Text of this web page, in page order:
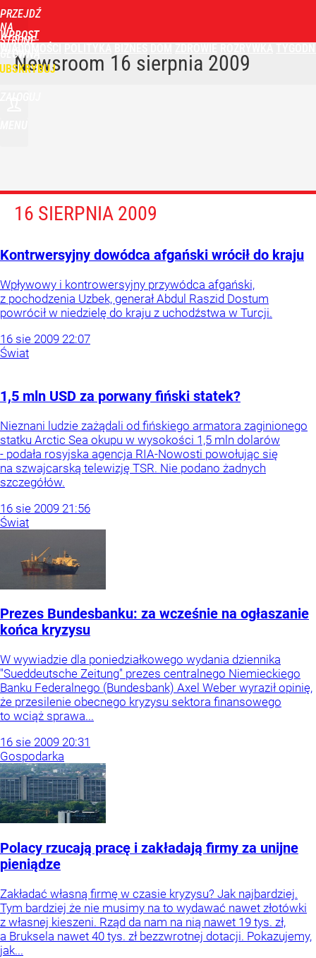
PRZEJDŹ
NA
STRONĘ
GŁÓWNĄ
WPROST
Newsroom 16 sierpnia 2009
16 SIERPNIA 2009
Kontrwersyjny dowódca afgański wrócił do kraju
Wpływowy i kontrowersyjny przywódca afgański,
z pochodzenia Uzbek, generał Abdul Raszid Dostum
powrócił w niedzielę do kraju z uchodźstwa w Turcji.
16 sie 2009 22:07
Świat
1,5 mln USD za porwany fiński statek?
Nieznani ludzie zażądali od fińskiego armatora zaginionego
statku Arctic Sea okupu w wysokości 1,5 mln dolarów
- podała rosyjska agencja RIA-Nowosti powołując się
na szwajcarską telewizję TSR. Nie podano żadnych
szczegółów.
16 sie 2009 21:56
Świat
Prezes Bundesbanku: za wcześnie na ogłaszanie
końca kryzysu
W wywiadzie dla poniedziałkowego wydania dziennika
"Sueddeutsche Zeitung" prezes centralnego Niemieckiego
Banku Federalnego (Bundesbank) Axel Weber wyraził opinię,
że przesilenie obecnego kryzysu sektora finansowego
to wciąż sprawa...
16 sie 2009 20:31
Gospodarka
Polacy rzucają pracę i zakładają firmy za unijne
pieniądze
Zakładać własną firmę w czasie kryzysu? Jak najbardziej.
Tym bardziej że nie musimy na to wydawać nawet złotówki
z własnej kieszeni. Rząd da nam na nią nawet 19 tys. zł,
a Bruksela nawet 40 tys. zł bezzwrotnej dotacji. Pokazujemy,
jak...